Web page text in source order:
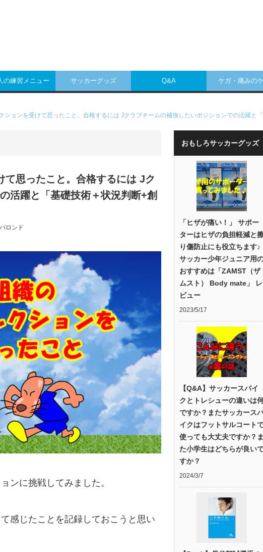
の練習メニュー サッカーグッズ Q&A ケガ・痛みの
ションを受けて思ったこと。合格するには Jクラブチームの補強したいポジションでの活躍と
思ったこと。合格するには Jク
活躍と「基礎技術＋状況判断+創
バロンド
ンに挑戦してみました。
感じたことを記録しておこうと思い
おもしろサッカーグッズ
「ヒザが痛い！」 サポー
ターはヒザの負担軽減と
り傷防止にも役立ちます♪
サッカー少年ジュニア用
おすすめは「ZAMST（ザ
ムスト） Body mate」 レ
ビュー
2023/5/17
【Q&A】サッカースパイ
クとトレシューの違いは
ですか？またサッカース
イクはフットサルコート
使っても大丈夫ですか？ま
た小学生はどちらが良い
すか？
2024/3/7